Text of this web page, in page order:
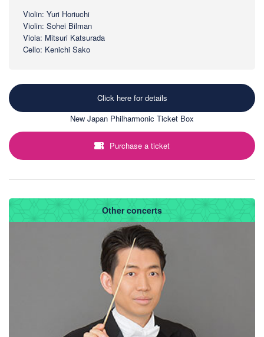
Violin: Yuri Horiuchi
Violin: Sohei Bilman
Viola: Mitsuri Katsurada
Cello: Kenichi Sako
Click here for details
New Japan Philharmonic Ticket Box
Purchase a ticket
Other concerts